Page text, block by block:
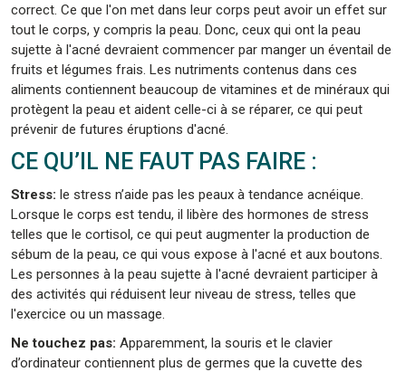
correct. Ce que l'on met dans leur corps peut avoir un effet sur
tout le corps, y compris la peau. Donc, ceux qui ont la peau
sujette à l'acné devraient commencer par manger un éventail de
fruits et légumes frais. Les nutriments contenus dans ces
aliments contiennent beaucoup de vitamines et de minéraux qui
protègent la peau et aident celle-ci à se réparer, ce qui peut
prévenir de futures éruptions d'acné.
CE QU’IL NE FAUT PAS FAIRE :
Stress: le stress n’aide pas les peaux à tendance acnéique.
Lorsque le corps est tendu, il libère des hormones de stress
telles que le cortisol, ce qui peut augmenter la production de
sébum de la peau, ce qui vous expose à l'acné et aux boutons.
Les personnes à la peau sujette à l'acné devraient participer à
des activités qui réduisent leur niveau de stress, telles que
l'exercice ou un massage.
Ne touchez pas: Apparemment, la souris et le clavier
d’ordinateur contiennent plus de germes que la cuvette des